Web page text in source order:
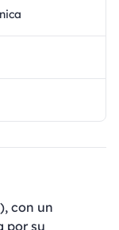
con un
por su